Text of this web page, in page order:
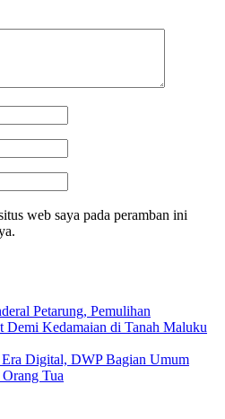
web saya pada peramban ini
Petarung, Pemulihan
Demi Kedamaian di Tanah Maluku
Digital, DWP Bagian Umum
Tua